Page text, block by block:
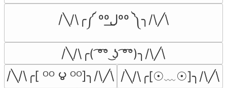
/╲/\╭༼ ººل͟ºº ༽╮/\╱\
/╲/\╭( ͡°͡° ͜ʖ ͡°͡°)╮/\╱\
/╲/\╭[ ᴼᴼ ౪ ᴼᴼ]╮/\╱\ /╲/\╭[☉﹏☉]╮/\╱\